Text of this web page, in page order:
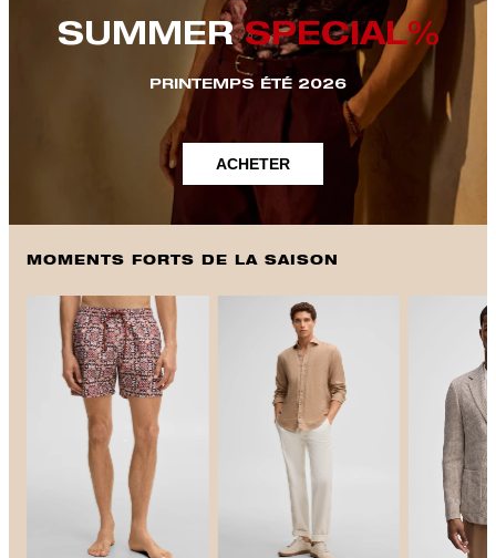
SUMMERSPECIAL%
PRINTEMPS ÉTÉ 2026
ACHETER
MOMENTS FORTS DE LA SAISON